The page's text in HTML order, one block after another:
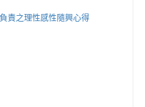
責之理性感性隨興心得